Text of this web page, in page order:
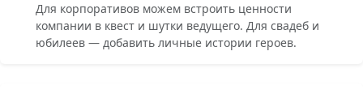
Для корпоративов можем встроить ценности
компании в квест и шутки ведущего. Для свадеб и
юбилеев — добавить личные истории героев.